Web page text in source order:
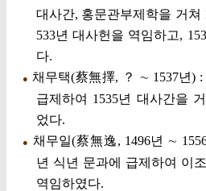
대사간, 홍문관부제학을 거쳐
533년 대사헌을 역임하고,
다.
●
채무택(蔡無擇, ？ ∼ 1537년) :
급제하여 1535년 대사간을
었다.
●
채무일(蔡無逸, 1496년 ∼
년 식년 문과에 급제하여 이
역임하였다.